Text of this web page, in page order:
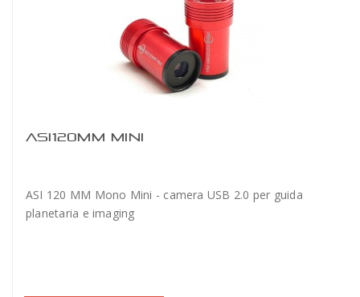
ASI120MM MINI
ASI 120 MM Mono Mini - camera USB 2.0 per guida
planetaria e imaging